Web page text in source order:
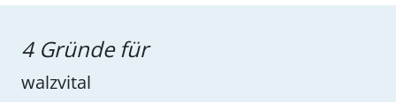
4 Gründe für
walzvital